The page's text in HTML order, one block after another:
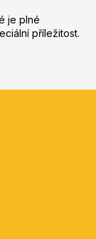
je plné
příležitost.